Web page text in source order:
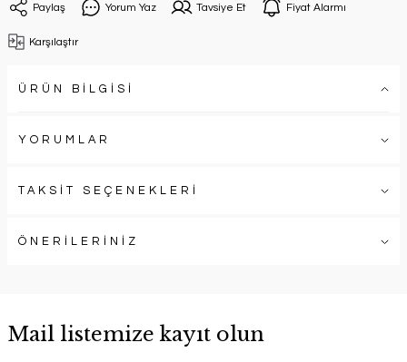
Paylaş Yorum Yaz Tavsiye Et Fiyat Alarmı
Karşılaştır
ÜRÜN BİLGİSİ
YORUMLAR
TAKSİT SEÇENEKLERİ
ÖNERİLERİNİZ
Mail listemize kayıt olun